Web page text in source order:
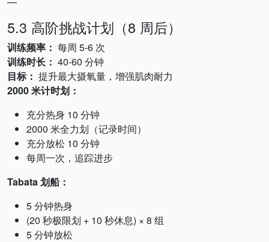
5.3 高阶挑战计划（8 周后）
训练频率： 每周 5-6 次
训练时长： 40-60 分钟
目标： 提升最大摄氧量，增强肌肉耐力
2000 米计时划：
充分热身 10 分钟
2000 米全力划（记录时间）
充分放松 10 分钟
每周一次，追踪进步
Tabata 划船：
5 分钟热身
(20 秒极限划 + 10 秒休息) × 8 组
5 分钟放松